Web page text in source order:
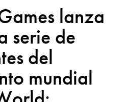
lanza
serie de
del
mundial